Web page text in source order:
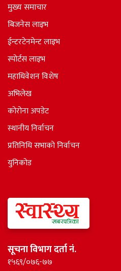
मुख्य समाचार
बिजनेस लाइभ
ईन्टरटेनमेन्ट लाइभ
स्पोर्टस लाइभ
महाधिवेशन विशेष
अभिलेख
कोरोना अपडेट
स्थानीय निर्वाचन
प्रतिनिधि सभाकाे निर्वाचन
युनिकोड
सूचना विभाग दर्ता नं.
१५६९/०७६-७७